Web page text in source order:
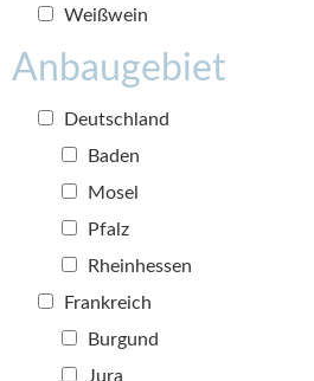
Weißwein
Anbaugebiet
Deutschland
Baden
Mosel
Pfalz
Rheinhessen
Frankreich
Burgund
Jura